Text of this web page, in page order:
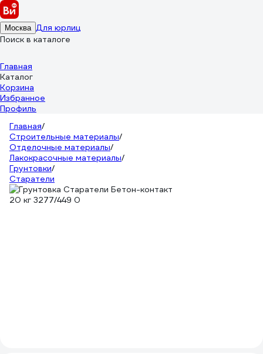
Москва Для юрлиц
Поиск в каталоге
Главная
Каталог
Корзина
Избранное
Профиль
Главная/
Строительные материалы/
Отделочные материалы/
Лакокрасочные материалы/
Грунтовки/
Старатели